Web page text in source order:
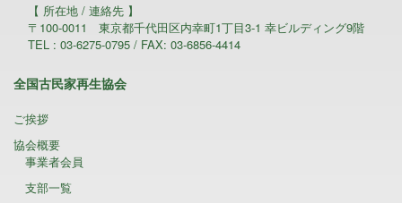
【 所在地 / 連絡先 】
〒100-0011 東京都千代田区内幸町1丁目3-1 幸ビルディング9階
TEL : 03-6275-0795 / FAX: 03-6856-4414
全国古民家再生協会
ご挨拶
協会概要
事業者会員
支部一覧